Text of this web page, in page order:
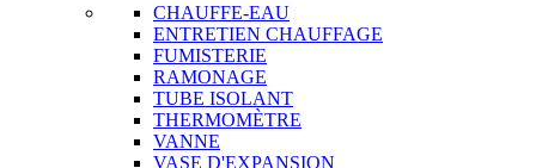
CHAUFFE-EAU
ENTRETIEN CHAUFFAGE
FUMISTERIE
RAMONAGE
TUBE ISOLANT
THERMOMÈTRE
VANNE
VASE D'EXPANSION